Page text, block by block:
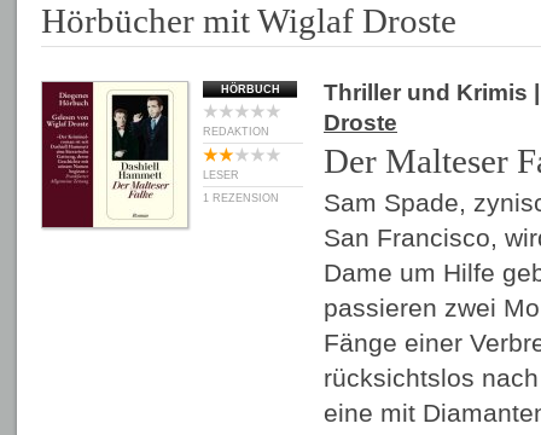
Hörbücher mit Wiglaf Droste
HÖRBUCH
REDAKTION
LESER
1 REZENSION
Thriller und Krimis
Droste
Der Malteser
Sam Spade,
San Francisco,
Dame um Hilfe
passieren zwei
Fänge einer
rücksichtslos
eine mit